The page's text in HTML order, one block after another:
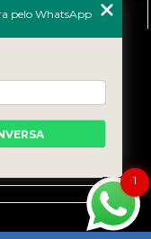
1
pelo WhatsApp